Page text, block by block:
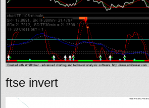
ftse invert